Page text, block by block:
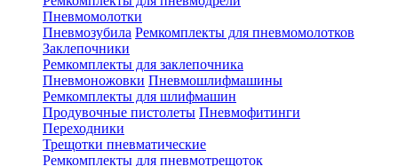
Пневмомолотки
Пневмозубила Ремкомплекты для пневмомолотков
Заклепочники
Ремкомплекты для заклепочника
Пневмоножовки Пневмошлифмашины
Ремкомплекты для шлифмашин
Продувочные пистолеты Пневмофитинги
Переходники
Трещотки пневматические
Ремкомплекты для пневмотрещоток